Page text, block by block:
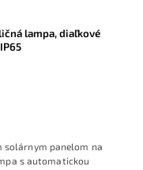
lampa, diaľkové
solárnym panelom na
s automatickou